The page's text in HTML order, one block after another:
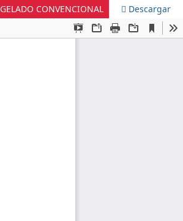
CONVENCIONAL Descargar